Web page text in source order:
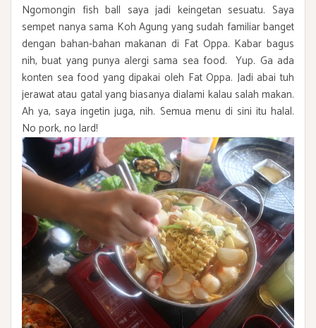
Ngomongin fish ball saya jadi keingetan sesuatu. Saya
sempet nanya sama Koh Agung yang sudah familiar banget
dengan bahan-bahan makanan di Fat Oppa. Kabar bagus
nih, buat yang punya alergi sama sea food. Yup. Ga ada
konten sea food yang dipakai oleh Fat Oppa. Jadi abai tuh
jerawat atau gatal yang biasanya dialami kalau salah makan.
Ah ya, saya ingetin juga, nih. Semua menu di sini itu halal.
No pork, no lard!